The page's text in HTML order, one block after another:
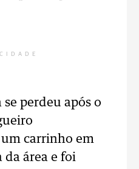
perdeu após o
carrinho em
da área e foi